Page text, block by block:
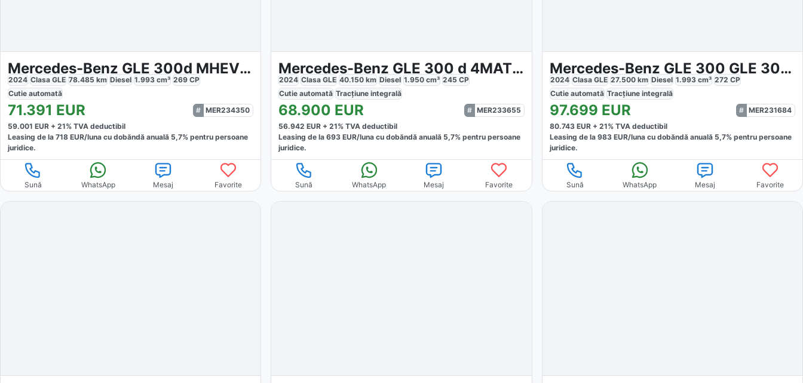
Mercedes-Benz GLE 300d MHEV 4Matic
2024 Clasa GLE 78.485 km Diesel 1.993 cm³ 269 CP
Cutie automată
71.391 EUR
MER234350
59.001 EUR + 21% TVA deductibil
Leasing de la 718 EUR/luna cu dobăndă anuală 5,7% pentru persoane
juridice.
Sună WhatsApp Mesaj Favorite
Mercedes-Benz GLE 300 d 4MATIC AMG
2024 Clasa GLE 40.150 km Diesel 1.950 cm³ 245 CP
Cutieautomată Tracțiuneintegrală
68.900 EUR
MER233655
56.942 EUR +21% TVA deductibil
Leasing de la693 EUR/luna cu dobăndă anuală 5,7% pentru persoane
juridice.
Sună WhatsApp Mesaj Favorite
Mercedes-Benz GLE 300 GLE 300d 4MATIC AMG Line
2024 Clasa GLE 27.500km Diesel 1.993cm³ 272 CP
Cutie automată Tracțiune integrală
97.699 EUR
MER231684
80.743EUR + 21% TVA deductibil
Leasing de la 983EUR/lunacu dobăndă anuală 5,7% pentru persoane
juridice.
Sună WhatsApp Mesaj Favorite